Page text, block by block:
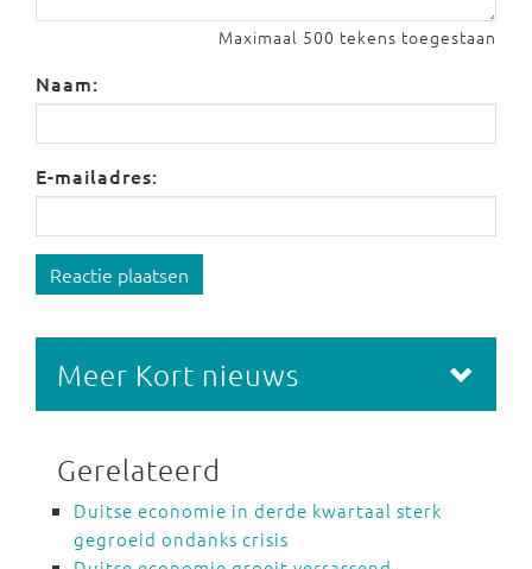
Maximaal 500 tekens toegestaan
Naam:
E-mailadres:
Reactie plaatsen
Meer Kort nieuws
Gerelateerd
Duitse economie in derde kwartaal sterk
gegroeid ondanks crisis